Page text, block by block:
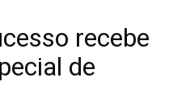
recebe
de